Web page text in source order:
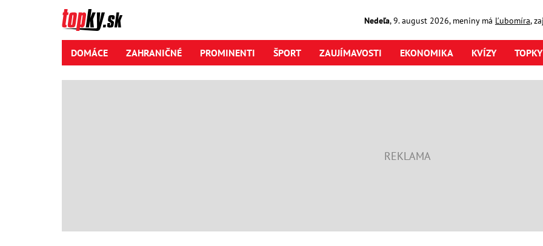
Nedeľa,9. august2026, meniny má Ľubomíra,
DOMÁCE ZAHRANIČNÉ PROMINENTI ŠPORT ZAUJÍMAVOSTI EKONOMIKA KVÍZY